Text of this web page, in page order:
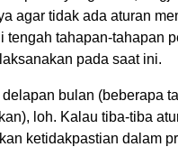
agar tidak ada aturan
tengah tahapan-tahapan
pada saat ini.
delapan bulan (beberapa
loh. Kalau tiba-tiba
ketidakpastian dalam